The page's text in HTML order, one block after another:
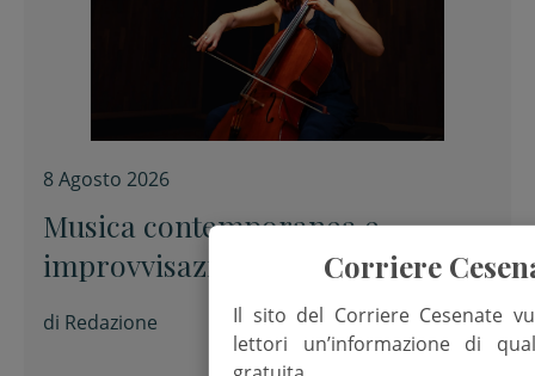
8 Agosto 2026
Musica contemporanea e
improvvisazione alla Fondazione
Tito Balestra di Longiano
di Redazione
Corriere
Il sito del Corriere Cesenate
lettori un’informazione di